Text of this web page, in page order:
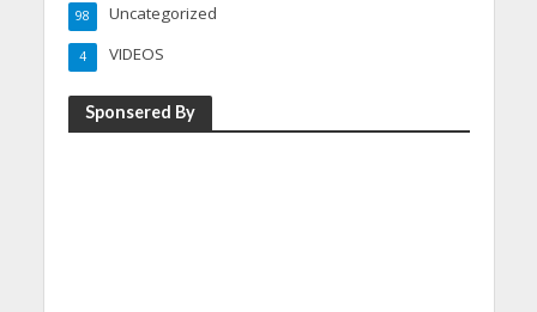
Uncategorized
98
VIDEOS
4
Sponsered By